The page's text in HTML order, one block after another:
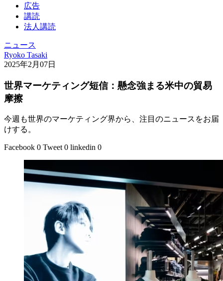
広告
講読
法人講読
ニュース
Ryoko Tasaki
2025年2月07日
世界マーケティング短信：懸念強まる米中の貿易
摩擦
今週も世界のマーケティング界から、注目のニュースをお届
けする。
Facebook 0 Tweet 0 linkedin 0